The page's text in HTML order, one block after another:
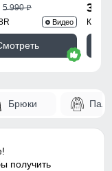
5 990p
Видео
3
Брюки
получить